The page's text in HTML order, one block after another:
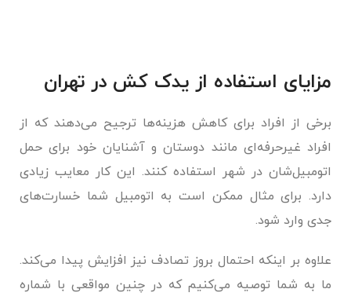
مزایای استفاده از یدک کش در تهران
برخی از افراد برای کاهش هزینه‌ها ترجیح می‌دهند که از
افراد غیرحرفه‌ای مانند دوستان و آشنایان خود برای حمل
اتومبیل‌شان در شهر استفاده کنند. این کار معایب زیادی
دارد. برای مثال ممکن است به اتومبیل شما خسارت‌های
جدی وارد شود.
علاوه بر اینکه احتمال بروز تصادف نیز افزا‌یش پیدا می‌کند.
ما به شما توصیه می‌کنیم که در چنین مواقعی با شماره